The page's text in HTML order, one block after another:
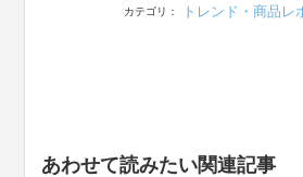
カテゴリ： トレンド・商品レ
あわせて読みたい関連記事